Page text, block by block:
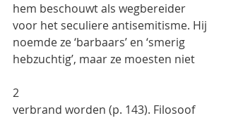
hem beschouwt als wegbereider
voor het seculiere antisemitisme. Hij
noemde ze ‘barbaars’ en ‘smerig
hebzuchtig’, maar ze moesten niet
2
verbrand worden (p. 143). Filosoof